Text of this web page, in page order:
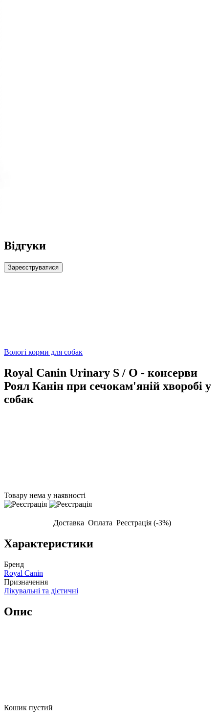
Відгуки
Зареєструватися
Вологі корми для собак
Royal Canin Urinary S / O - консерви
Роял Канін при сечокам'яній хворобі у
собак
Товару нема у наявності
Доставка Оплата Реєстрація (-3%)
Характеристики
Бренд
Royal Canin
Призначення
Лікувальні та дієтичні
Опис
Кошик пустий